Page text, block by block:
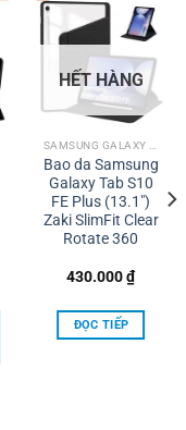
HẾT HÀNG
Bao da Samsung
Galaxy Tab S10
FE Plus (13.1″)
Zaki SlimFit Clear
Rotate 360
430.000₫
ĐỌC TIẾP